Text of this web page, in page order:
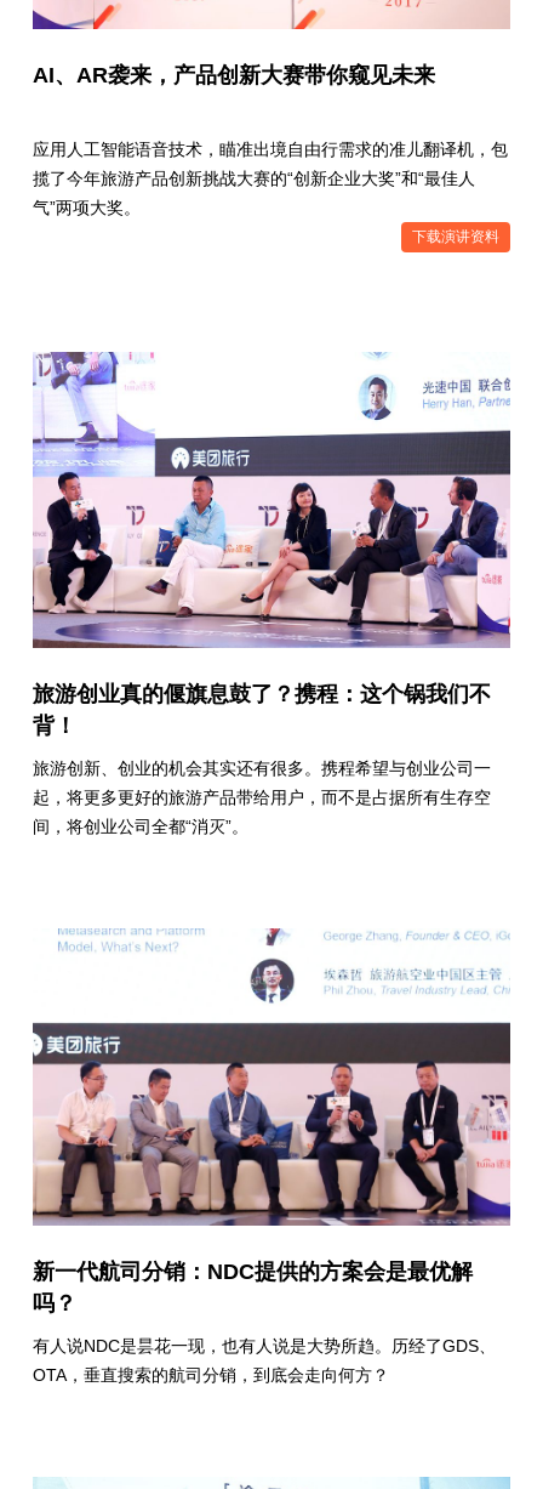
AI、AR袭来，产品创新大赛带你窥见未来
应用人工智能语音技术，瞄准出境自由行需求的准儿翻译机，包
揽了今年旅游产品创新挑战大赛的“创新企业大奖”和“最佳人
气”两项大奖。
下载演讲资料
旅游创业真的偃旗息鼓了？携程：这个锅我们不
背！
旅游创新、创业的机会其实还有很多。携程希望与创业公司一
起，将更多更好的旅游产品带给用户，而不是占据所有生存空
间，将创业公司全都“消灭”。
新一代航司分销：NDC提供的方案会是最优解
吗？
有人说NDC是昙花一现，也有人说是大势所趋。历经了GDS、
OTA，垂直搜索的航司分销，到底会走向何方？